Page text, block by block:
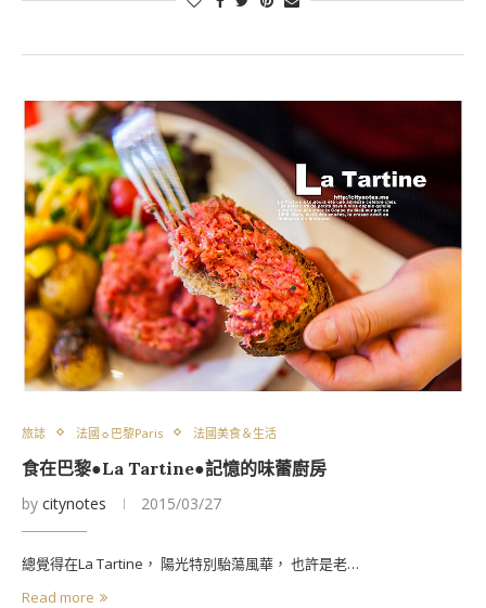
旅誌 法國☼巴黎Paris 法國美食＆生活
食在巴黎●La Tartine●記憶的味蕾廚房
by citynotes 2015/03/27
總覺得在La Tartine， 陽光特別駘蕩風華， 也許是老…
Read more